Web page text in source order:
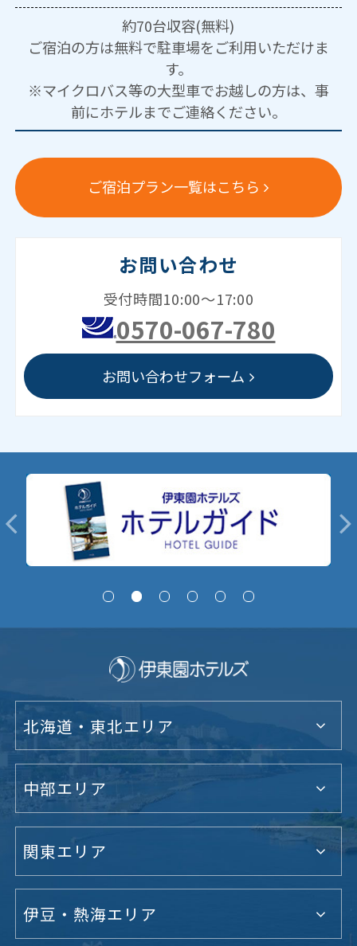
約70台収容(無料)
ご宿泊の方は無料で駐車場をご利用いただけま
す。
※マイクロバス等の大型車でお越しの方は、事
前にホテルまでご連絡ください。
ご宿泊プラン一覧はこちら
お問い合わせ
受付時間10:00～17:00
0570-067-780
お問い合わせフォーム
北海道・東北エリア
中部エリア
関東エリア
伊豆・熱海エリア